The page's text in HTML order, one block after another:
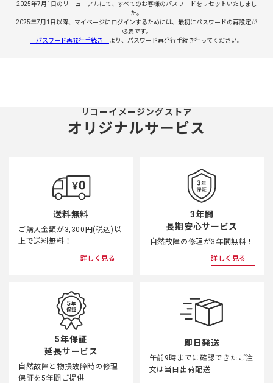
2025年7月1日のリニューアルにて、すべてのお客様のパスワードをリセットいたしまし
た。
2025年7月1日以降、マイページにログインするためには、最初にパスワードの再設定が
必要です。
「パスワード再発行手続き」 より、パスワード再発行手続き行ってください。
リコーイメージングストア
オリジナルサービス
送料無料
ご購入金額が3,300円(税込)以
上で送料無料！
詳しく見る
3年間
長期安心サービス
自然故障の修理が3年間無料！
詳しく見る
5年保証
延長サービス
自然故障と物損故障時の修理
保証を5年間ご提供
即日発送
午前9時までに確認できたご注
文は当日出荷配送